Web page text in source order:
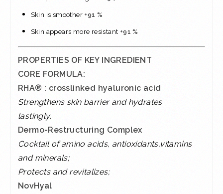
Skin is smoother +91 %
Skin appears more resistant +91 %
PROPERTIES OF KEY INGREDIENT
CORE FORMULA:
RHA® : crosslinked hyaluronic acid
Strengthens skin barrier and hydrates
lastingly.
Dermo-Restructuring Complex
Cocktail of amino acids, antioxidants,vitamins
and minerals;
Protects and revitalizes;
NovHyal